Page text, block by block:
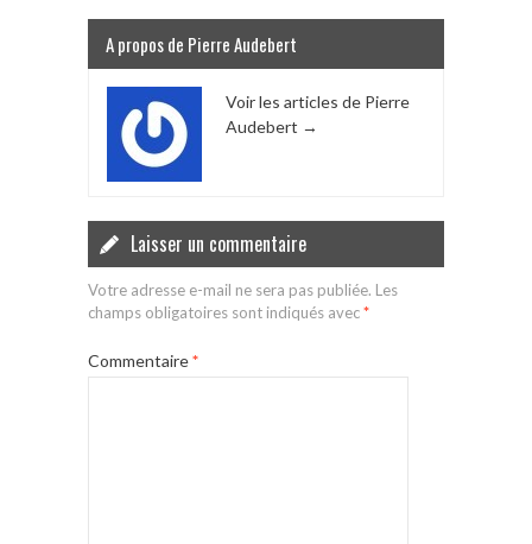
A propos de Pierre Audebert
Voir les articles de Pierre
Audebert →
Laisser un commentaire
Votre adresse e-mail ne sera pas publiée. Les
champs obligatoires sont indiqués avec*
Commentaire*